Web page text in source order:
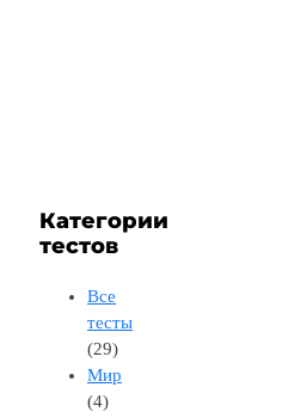
Категории
тестов
Все
тесты
(29)
Мир
(4)